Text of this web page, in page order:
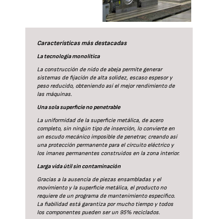
Características más destacadas
La tecnología monolítica
La construcción de nido de abeja permite generar
sistemas de fijación de alta solidez, escaso espesor y
peso reducido, obteniendo así el mejor rendimiento de
las máquinas.
Una sola superficie no penetrable
La uniformidad de la superficie metálica, de acero
completo, sin ningún tipo de inserción, lo convierte en
un escudo mecánico imposible de penetrar, creando así
una protección permanente para el circuito eléctrico y
los imanes permanentes construidos en la zona interior.
Larga vida útil sin contaminación
Gracias a la ausencia de piezas ensambladas y el
movimiento y la superficie metálica, el producto no
requiere de un programa de mantenimiento específico.
La fiabilidad está garantiza por mucho tiempo y todos
los componentes pueden ser un 95% reciclados.